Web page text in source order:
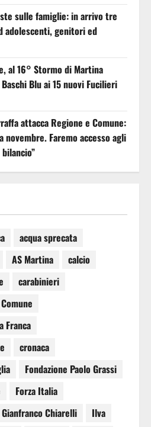
sulle famiglie: in arrivo tre
adolescenti, genitori ed
al 16° Stormo di Martina
Blu ai 15 nuovi Fucilieri
attacca Regione e Comune:
novembre. Faremo accesso agli
acqua sprecata
AS Martina
calcio
carabinieri
Comune
Franca
cronaca
Fondazione Paolo Grassi
Forza Italia
Gianfranco Chiarelli
Ilva